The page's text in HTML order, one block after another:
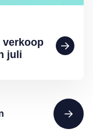
verkoop
juli